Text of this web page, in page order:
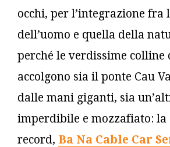
occhi, per l’integrazione fra
dell’uomo e quella della
perché le verdissime colline
accolgono sia il ponte Cau
dalle mani giganti, sia
imperdibile e mozzafiato: la
record, Ba Na Cable Car